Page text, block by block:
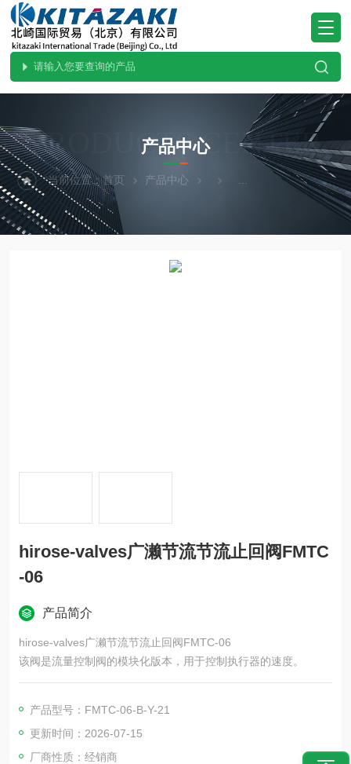
PRODUCTS CENTER
产品中心
当前位置：首页 产品中心 hirose-valves广濑阀门
hirose-valves广濑节流节流止回阀FMTC
-06
产品简介
hirose-valves广濑节流节流止回阀FMTC-06
该阀是流量控制阀的模块化版本，用于控制执行器的速度。
产品型号：FMTC-06-B-Y-21
更新时间：2026-07-15
厂商性质：经销商